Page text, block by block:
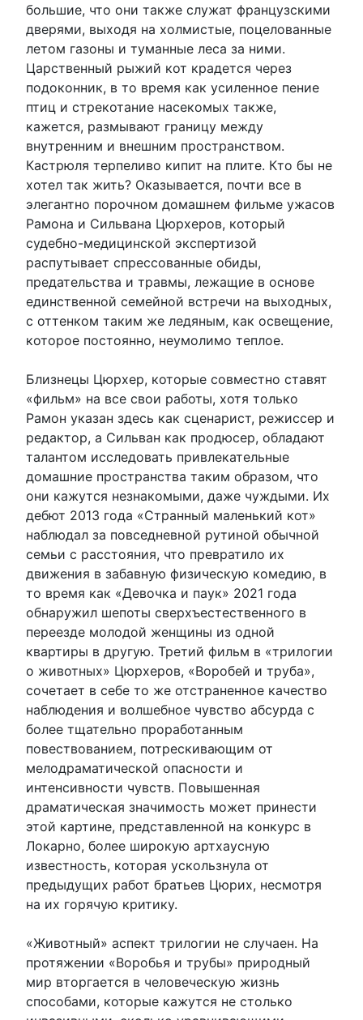
большие, что они также служат французскими
дверями, выходя на холмистые, поцелованные
летом газоны и туманные леса за ними.
Царственный рыжий кот крадется через
подоконник, в то время как усиленное пение
птиц и стрекотание насекомых также,
кажется, размывают границу между
внутренним и внешним пространством.
Кастрюля терпеливо кипит на плите. Кто бы не
хотел так жить? Оказывается, почти все в
элегантно порочном домашнем фильме ужасов
Рамона и Сильвана Цюрхеров, который
судебно-медицинской экспертизой
распутывает спрессованные обиды,
предательства и травмы, лежащие в основе
единственной семейной встречи на выходных,
с оттенком таким же ледяным, как освещение,
которое постоянно, неумолимо теплое.
Близнецы Цюрхер, которые совместно ставят
«фильм» на все свои работы, хотя только
Рамон указан здесь как сценарист, режиссер и
редактор, а Сильван как продюсер, обладают
талантом исследовать привлекательные
домашние пространства таким образом, что
они кажутся незнакомыми, даже чуждыми. Их
дебют 2013 года «Странный маленький кот»
наблюдал за повседневной рутиной обычной
семьи с расстояния, что превратило их
движения в забавную физическую комедию, в
то время как «Девочка и паук» 2021 года
обнаружил шепоты сверхъестественного в
переезде молодой женщины из одной
квартиры в другую. Третий фильм в «трилогии
о животных» Цюрхеров, «Воробей и труба»,
сочетает в себе то же отстраненное качество
наблюдения и волшебное чувство абсурда с
более тщательно проработанным
повествованием, потрескивающим от
мелодраматической опасности и
интенсивности чувств. Повышенная
драматическая значимость может принести
этой картине, представленной на конкурс в
Локарно, более широкую артхаусную
известность, которая ускользнула от
предыдущих работ братьев Цюрих, несмотря
на их горячую критику.
«Животный» аспект трилогии не случаен. На
протяжении «Воробья и трубы» природный
мир вторгается в человеческую жизнь
способами, которые кажутся не столько